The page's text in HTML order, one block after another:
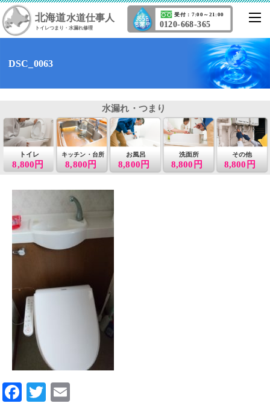
北海道水道仕事人
トイレつまり・水漏れ修理 0120-668-365
受付：7:00～21:00
DSC_0063
8,800円
トイレ
8,800円
キッチン・台所 お風呂
8,800円
洗面所
8,800円
その他
8,800円
水漏れ・つまり
F
T